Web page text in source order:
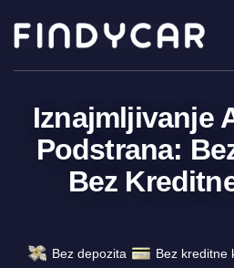
content
Iznajmljivanje
Podstrana:
Bez
Bez depozita Bez kreditne